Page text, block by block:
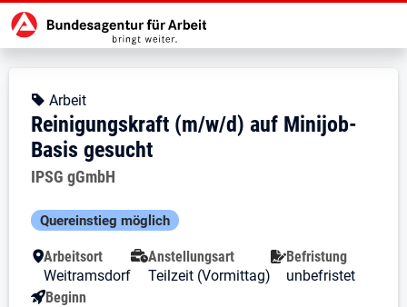
Zur Jobsuche Startseite
Stellendetails zu:
Reinigungskraft (m/w/d)
Reinigungskraft (m/w/d) auf
Kopfbereich
Angebotsart:
Arbeit
Reinigungskraft (m/w/d) auf Minijob-
Basis gesucht
Arbeitgeber:
IPSG gGmbH
Besondere Merkmale
Quereinstieg möglich
Arbeitsort
Weitramsdorf
Anstellungsart
Teilzeit (Vormittag)
Befristung
unbefristet
Beginn